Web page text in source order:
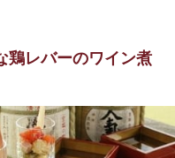
鶏レバーのワイン煮